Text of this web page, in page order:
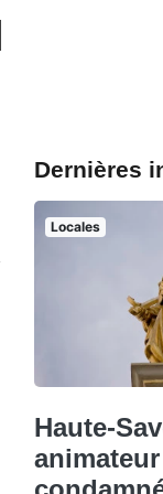
Dernières
Locales
Haute-